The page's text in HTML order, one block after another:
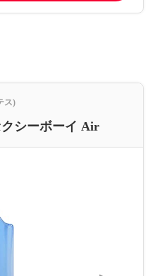
ス)
シーボーイ Air